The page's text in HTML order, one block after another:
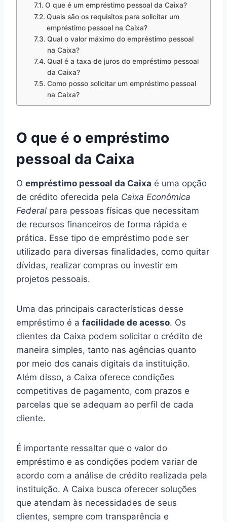
O que é um empréstimo pessoal da Caixa?
Quais são os requisitos para solicitar um
empréstimo pessoal na Caixa?
Qual o valor máximo do empréstimo pessoal
na Caixa?
Qual é a taxa de juros do empréstimo pessoal
da Caixa?
Como posso solicitar um empréstimo pessoal
na Caixa?
O que é o empréstimo
pessoal da Caixa
O empréstimo pessoal da Caixa é uma opção
de crédito oferecida pela Caixa Econômica
Federal para pessoas físicas que necessitam
de recursos financeiros de forma rápida e
prática. Esse tipo de empréstimo pode ser
utilizado para diversas finalidades, como quitar
dívidas, realizar compras ou investir em
projetos pessoais.
Uma das principais características desse
empréstimo é a facilidade de acesso. Os
clientes da Caixa podem solicitar o crédito de
maneira simples, tanto nas agências quanto
por meio dos canais digitais da instituição.
Além disso, a Caixa oferece condições
competitivas de pagamento, com prazos e
parcelas que se adequam ao perfil de cada
cliente.
É importante ressaltar que o valor do
empréstimo e as condições podem variar de
acordo com a análise de crédito realizada pela
instituição. A Caixa busca oferecer soluções
que atendam às necessidades de seus
clientes, sempre com transparência e